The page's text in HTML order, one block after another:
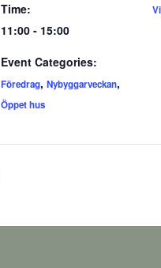
Time:
11:00 - 15:00
Event Categories:
Föredrag, Nybyggarveckan,
Öppet hus